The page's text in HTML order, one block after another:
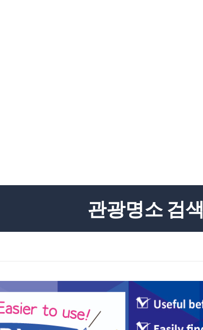
관광명소 검색